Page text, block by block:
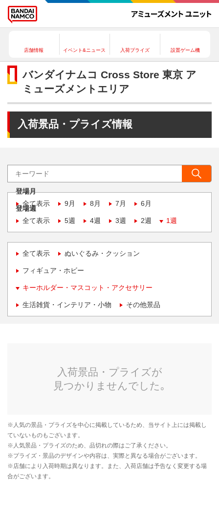
店舗情報 イベント&ニュース 入荷プライズ 設置ゲーム機
バンダイナムコ Cross Store 東京 ア
ミューズメントエリア
入荷景品・プライズ情報
登場月
全て表示
9月 8月 7月 6月
登場週
全て表示
5週 4週 3週 2週 1週
全て表示 ぬいぐるみ・クッション
フィギュア・ホビー
キーホルダー・マスコット・アクセサリー
生活雑貨・インテリア・小物 その他景品